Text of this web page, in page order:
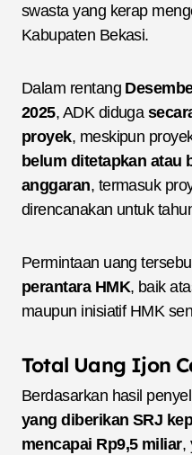
swasta yang kerap
Kabupaten Bekasi.
Dalam rentang
2025, ADK diduga
proyek, meskipun
belum ditetapkan atau
anggaran, termasuk
direncanakan untuk
Permintaan uang
perantara HMK, baik
maupun inisiatif HMK
Total Uang Ijon
Berdasarkan hasil
yang diberikan SRJ
mencapai Rp9,5 miliar,